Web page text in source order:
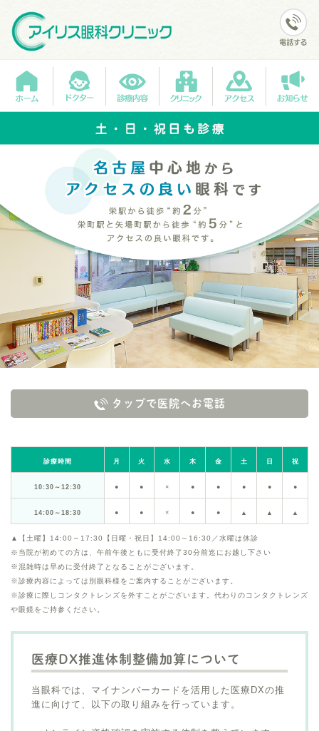
タップで医院へお電話
診療時間 月 火 水 木 金 土 日 祝
10:30～12:30 ● ● × ● ● ● ● ●
14:00～18:30 ● ● × ● ● ▲ ▲ ▲
▲【土曜】14:00～17:30【日曜・祝日】14:00～16:30／水曜は休診
※当院が初めての方は、午前午後ともに受付終了30分前迄にお越し下さい
※混雑時は早めに受付終了となることがございます。
※診療内容によっては別眼科様をご案内することがございます。
※診療に際しコンタクトレンズを外すことがございます。代わりのコンタクトレンズ
や眼鏡をご持参ください。
医療DX推進体制整備加算について
当眼科では、マイナンバーカードを活用した医療DXの推
進に向けて、以下の取り組みを行っています。